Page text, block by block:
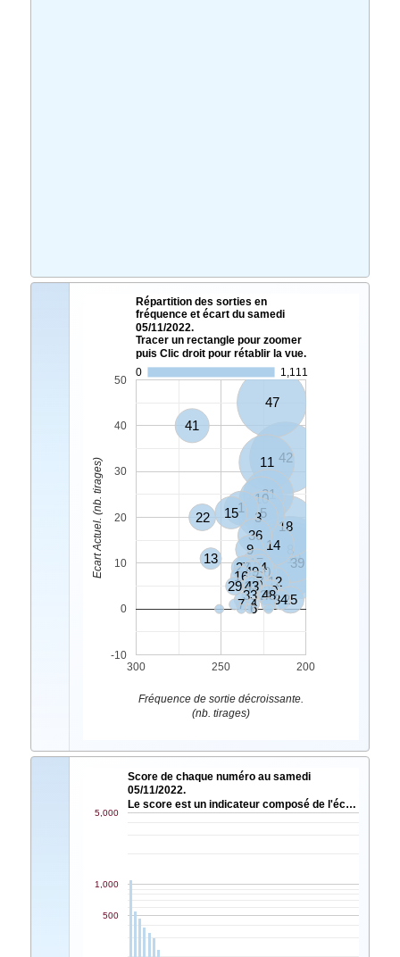
Répartition des sorties en
fréquence et écart du samedi
05/11/2022.
Tracer un rectangle pour zoomer
puis Clic droit pour rétablir la vue.
0
1,111
19
39
42
47
8
18
11
21
10
5
14
3
1
36
41
15
9
12
17
20
22
24
25
31
27
46
49
2
13
16
30
35
2834
37
43
48
29
33
4
7 6
300 250 200
-10
0
10
20
30
40
50
Fréquence de sortie décroissante.
(nb. tirages)
Ecart Actuel. (nb. tirages)
Score de chaque numéro au samedi
05/11/2022.
Le score est un indicateur composé de l'éc…
500
1,000
5,000